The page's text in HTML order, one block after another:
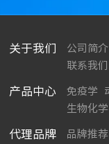
关于我们 公司简介
联系我们
产品中心 免疫学
生物化
代理品牌 品牌推荐